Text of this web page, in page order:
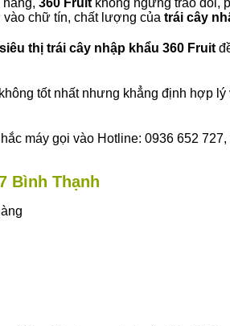
360 Fruit không ngừng trao dồi,
chữ tín, chất lượng của trái cây
thị trái cây nhập khẩu 360 Fruit
tốt nhất nhưng khẳng định hợp
máy gọi vào Hotline: 0936 652 727,
Bình Thạnh